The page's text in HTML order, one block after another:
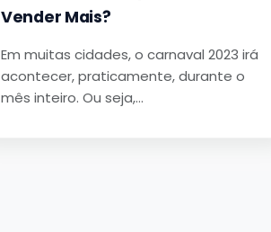
Vender Mais?
Em muitas cidades, o carnaval 2023 irá
acontecer, praticamente, durante o
mês inteiro. Ou seja,…